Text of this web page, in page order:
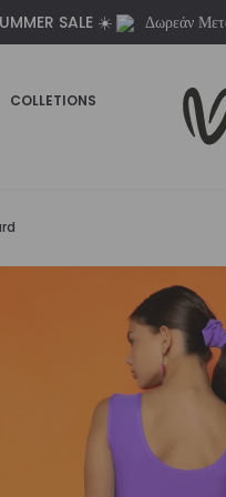
SALE ☀️ Δωρεάν
COLLETIONS